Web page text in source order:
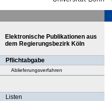
Elektronische Publikationen aus
dem Regierungsbezirk Köln
Pflichtabgabe
Ablieferungsverfahren
Listen